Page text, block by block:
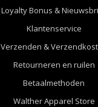
Loyalty Bonus &
Klantenservice
Verzenden &
Retourneren en ruilen
Betaalmethoden
Walther Apparel Store